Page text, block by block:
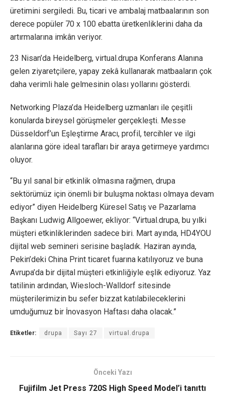
üretimini sergiledi. Bu, ticari ve ambalaj matbaalarının son
derece popüler 70 x 100 ebatta üretkenliklerini daha da
artırmalarına imkân veriyor.
23 Nisan’da Heidelberg, virtual.drupa Konferans Alanına
gelen ziyaretçilere, yapay zekâ kullanarak matbaaların çok
daha verimli hale gelmesinin olası yollarını gösterdi.
Networking Plaza’da Heidelberg uzmanları ile çeşitli
konularda bireysel görüşmeler gerçekleşti. Messe
Düsseldorf’un Eşleştirme Aracı, profil, tercihler ve ilgi
alanlarına göre ideal tarafları bir araya getirmeye yardımcı
oluyor.
“Bu yıl sanal bir etkinlik olmasına rağmen, drupa
sektörümüz için önemli bir buluşma noktası olmaya devam
ediyor” diyen Heidelberg Küresel Satış ve Pazarlama
Başkanı Ludwig Allgoewer, ekliyor: “Virtual.drupa, bu yılki
müşteri etkinliklerinden sadece biri. Mart ayında, HD4YOU
dijital web semineri serisine başladık. Haziran ayında,
Pekin’deki China Print ticaret fuarına katılıyoruz ve buna
Avrupa’da bir dijital müşteri etkinliğiyle eşlik ediyoruz. Yaz
tatilinin ardından, Wiesloch-Walldorf sitesinde
müşterilerimizin bu sefer bizzat katılabileceklerini
umduğumuz bir İnovasyon Haftası daha olacak.”
Etiketler: drupa Sayı 27 virtual.drupa
Önceki Yazı
Fujifilm Jet Press 720S High Speed Model’i tanıttı